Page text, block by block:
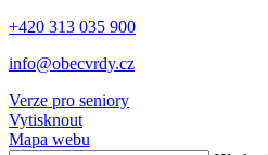
+420 313 035 900
info@obecvrdy.cz
Verze pro seniory
Vytisknout
Mapa webu